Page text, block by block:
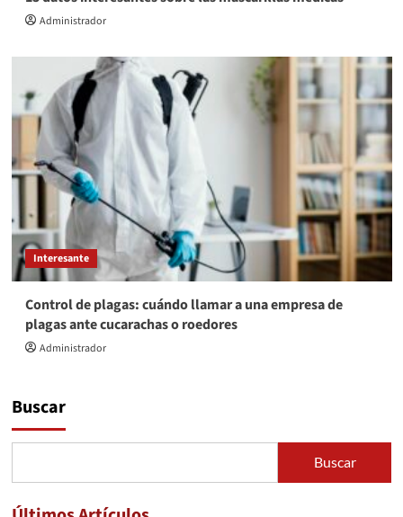
Administrador
Interesante
Control de plagas: cuándo llamar a una empresa de
plagas ante cucarachas o roedores
Administrador
Buscar
Buscar